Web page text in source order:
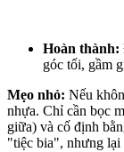
Hoàn thành:
góc tối, gầm
Mẹo nhỏ: Nếu
nhựa. Chỉ cần bọc
giữa) và cố định
"tiệc bia", nhưng lại